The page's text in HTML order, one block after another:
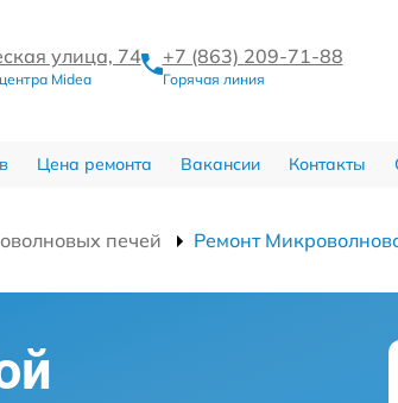
улица, 74
Midea
+7 (863) 209-71-88
Горячая линия
Цена ремонта Вакансии Контакты
печей Ремонт